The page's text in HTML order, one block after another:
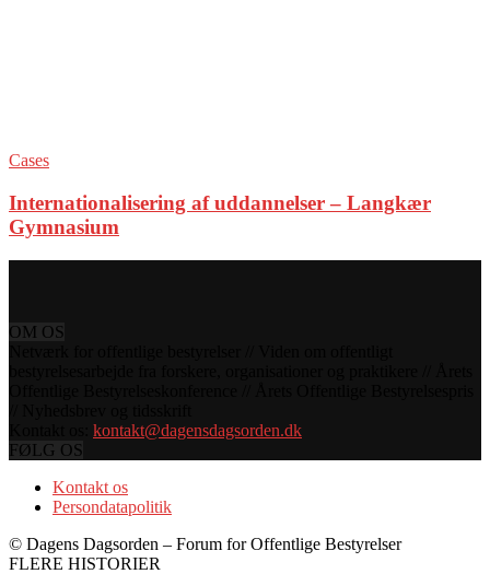
Cases
Internationalisering af uddannelser – Langkær
Gymnasium
OM OS
kontakt@dagensdagsorden.dk
FØLG OS
Kontakt os
Persondatapolitik
© Dagens Dagsorden – Forum for Offentlige Bestyrelser
FLERE HISTORIER